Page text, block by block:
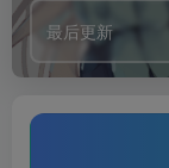
最后更新